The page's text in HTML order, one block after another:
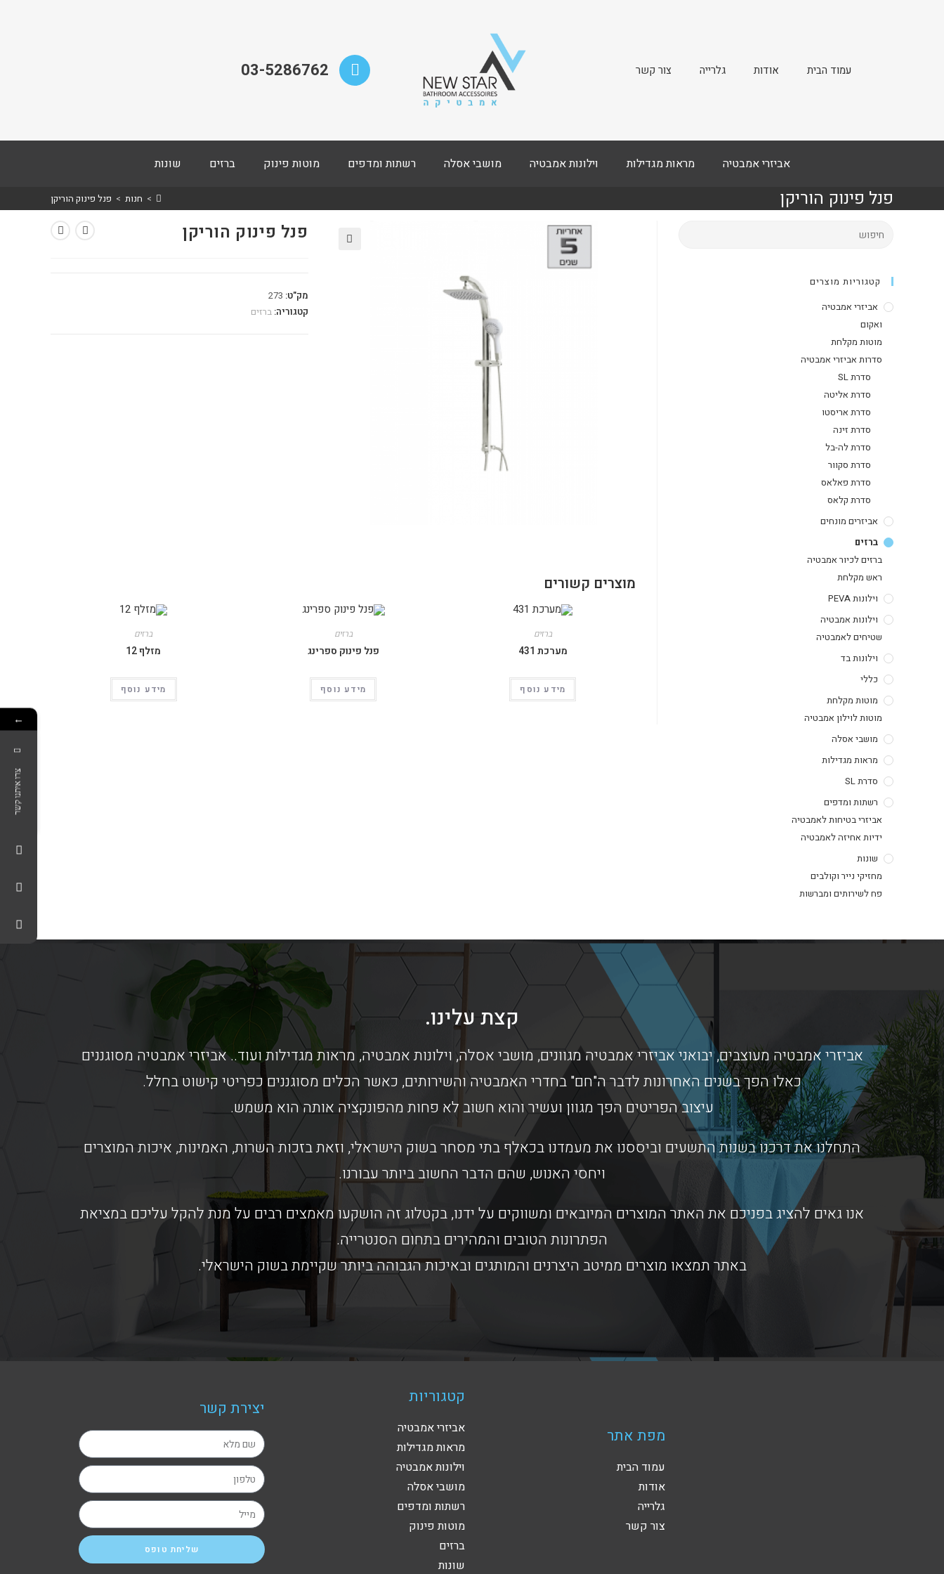
עמוד הבית אודות גלרייה צור קשר 03-5286762
אביזרי אמבטיה מראות מגדילות וילונות אמבטיה מושבי אסלה רשתות ומדפים מוטות פינוק ברזים שונות
פנל פינוק הוריקן > חנות > פנל פינוק הוריקן
פנל פינוק הוריקן
מק"ט: 273
קטגוריה:ברזים
מוצרים קשורים
ברזים
מערכת 431
מידע נוסף
ברזים
פנל פינוק ספרינג
מידע נוסף
ברזים
מזלף 12
מידע נוסף
קטגוריות מוצרים
אביזרי אמבטיה
ואקום
מוטות מקלחת
סדרות אביזרי אמבטיה
סדרת SL
סדרת אליטה
סדרת אריסטו
סדרת זינה
סדרת לה-בל
סדרת סקוור
סדרת פאלאס
סדרת קלאס
אביזרים מונחים
ברזים
ברזים לכיור אמבטיה
ראש מקלחת
וילונות PEVA
וילונות אמבטיה
שטיחים לאמבטיה
וילונות בד
כללי
מוטות מקלחת
מוטות לוילון אמבטיה
מושבי אסלה
מראות מגדילות
סדרת SL
רשתות ומדפים
אביזרי בטיחות לאמבטיה
ידיות אחיזה לאמבטיה
שונות
מחזיקי נייר וקולבים
פח לשירותים ומברשות
קצת עלינו.
אביזרי אמבטיה מעוצבים, יבואני אביזרי אמבטיה מגוונים, מושבי אסלה, וילונות אמבטיה, מראות מגדילות ועוד.. אביזרי אמבטיה מסוגננים
כאלו הפך בשנים האחרונות לדבר ה"חם" בחדרי האמבטיה והשירותים, כאשר הכלים מסוגננים כפריטי קישוט בחלל.
עיצוב הפריטים הפך מגוון ועשיר והוא חשוב לא פחות מהפונקציה אותה הוא משמש.
התחלנו את דרכנו בשנות התשעים וביססנו את מעמדנו בכאלף בתי מסחר בשוק הישראלי, וזאת בזכות השרות, האמינות, איכות המוצרים
ויחסי האנוש, שהם הדבר החשוב ביותר עבורנו.
אנו גאים להציג בפניכם את האתר המוצרים המיובאים ומשווקים על ידנו, בקטלוג זה הושקעו מאמצים רבים על מנת להקל עליכם במציאת
הפתרונות הטובים והמהירים בתחום הסנטרייה.
באתר תמצאו מוצרים ממיטב היצרנים והמותגים ובאיכות הגבוהה ביותר שקיימת בשוק הישראלי.
מפת אתר
עמוד הבית
אודות
גלרייה
צור קשר
קטגוריות
אביזרי אמבטיה
מראות מגדילות
וילונות אמבטיה
מושבי אסלה
רשתות ומדפים
מוטות פינוק
ברזים
שונות
יצירת קשר
שליחת טופס
←
צרו איתנו קשר